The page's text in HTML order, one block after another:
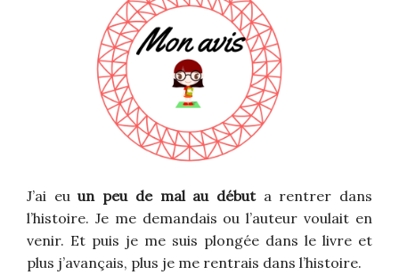
J’ai euun peu de mal au débuta rentrer dans
l’histoire. Je me demandais ou l’auteur voulait en
venir. Et puis je me suis plongée dans le livre et
plus j’avançais, plus je me rentrais dans l’histoire.